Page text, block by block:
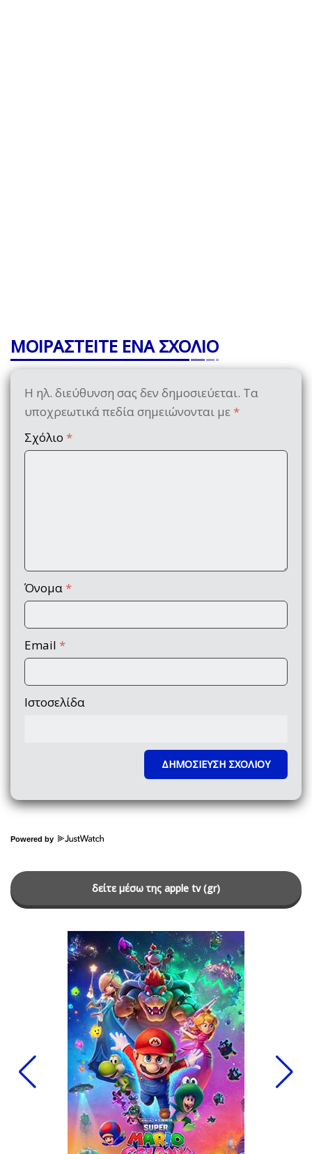
ΜΟΙΡΑΣΤΕΙΤΕ ΕΝΑ ΣΧΟΛΙΟ
Η ηλ. διεύθυνση σας δεν δημοσιεύεται. Τα
υποχρεωτικά πεδία σημειώνονται με *
Σχόλιο *
Όνομα *
Email *
Ιστοσελίδα
Powered by
δείτε μέσω της apple tv (gr)